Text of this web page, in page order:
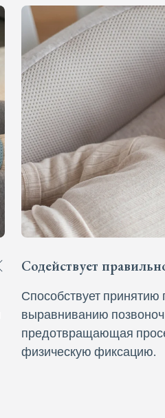
Содействует
Способствует
выравниванию
предотвращающая
физическую фиксацию.